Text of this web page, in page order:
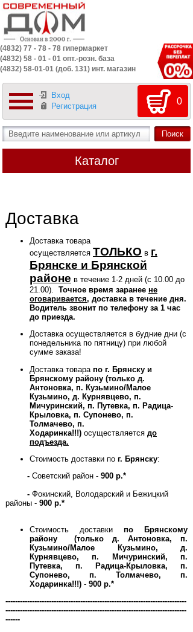
(4832) 77 - 78 - 78 гипермаркет
(4832) 58 - 01 - 01 опт.-розн. база
(4832) 58-01-01 (доб. 131) инт. магазин
Вход
Регистрация
0
Каталог
Доставка
Доставка товара
осуществляется ТОЛЬКО в г.
Брянске и Брянской
районе в течение 1-2 дней (с 10.00 до
21.00). Точное время заранее не
оговаривается, доставка в течение дня.
Водитель звонит по телефону за 1 час
до приезда.
Доставка осуществляется в будние дни (с
понедельника по пятницу) при любой
сумме заказа!
Доставка товара по г. Брянску и
Брянскому району (только д.
Антоновка, п. Кузьмино/Малое
Кузьмино, д. Курнявцево, п.
Мичуринский, п. Путевка, п. Радица-
Крыловка, п. Супонево, п.
Толмачево, п.
Ходаринка!!!) осуществляется до
подъезда.
Стоимость доставки по г. Брянску:
- Советский район - 900 р.*
- Фокинский, Володарский и Бежицкий
районы - 900 р.*
Стоимость доставки по Брянскому
району (только д. Антоновка, п.
Кузьмино/Малое Кузьмино, д.
Курнявцево, п. Мичуринский, п.
Путевка, п. Радица-Крыловка, п.
Супонево, п. Толмачево, п.
Ходаринка!!!) - 900 р.*
---------------------------------------------------------------------------
---------------------------------------------------------------------------
------